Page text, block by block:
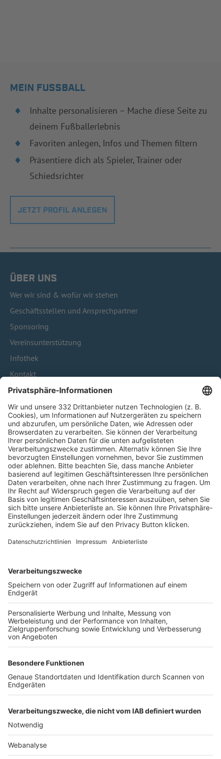
MEIN FUSSBALL
Inhalte personalisieren – Mache diese Seite zu
deinem Fußballerlebnis
Favoriten anlegen, Infos und Themen filtern
Präsentiere dich als Spieler, Trainer oder
Schiedsrichter
JETZT PROFIL ANLEGEN
ÜBER UNS
Wer wir sind & wofür wir stehen
Geschäftsstellen und Ansprechpartner
Sponsoring
Vereinsunterstützung
Infothek
Kontakt
HÄUFIG BESUCHTE SEITEN
Pässe und Vereinswechsel
Trainerausbildung
Schulungsangebot Vereinsmitarbeiter
BFV-Geschäftsstellen
Trainerbörse
Login SpielPlus
FOLGE DEM BFV
TOP-VEREINE
TOP-PARTNER
Nutzungsbedingungen Datenschutz Impressum